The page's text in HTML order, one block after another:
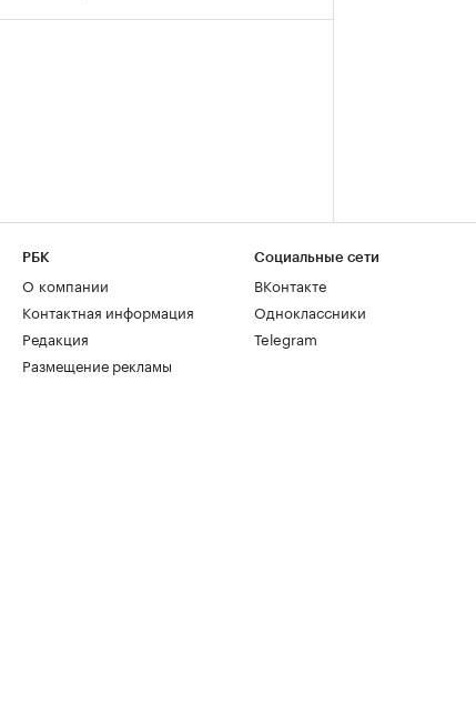
РБК
О компании
Контактная информация
Редакция
Размещение рекламы
Социальные сети
ВКонтакте
Одноклассники
Telegram